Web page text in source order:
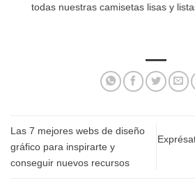
todas nuestras camisetas lisas y
Las 7 mejores webs de diseño
gráfico para inspirarte y
conseguir nuevos recursos